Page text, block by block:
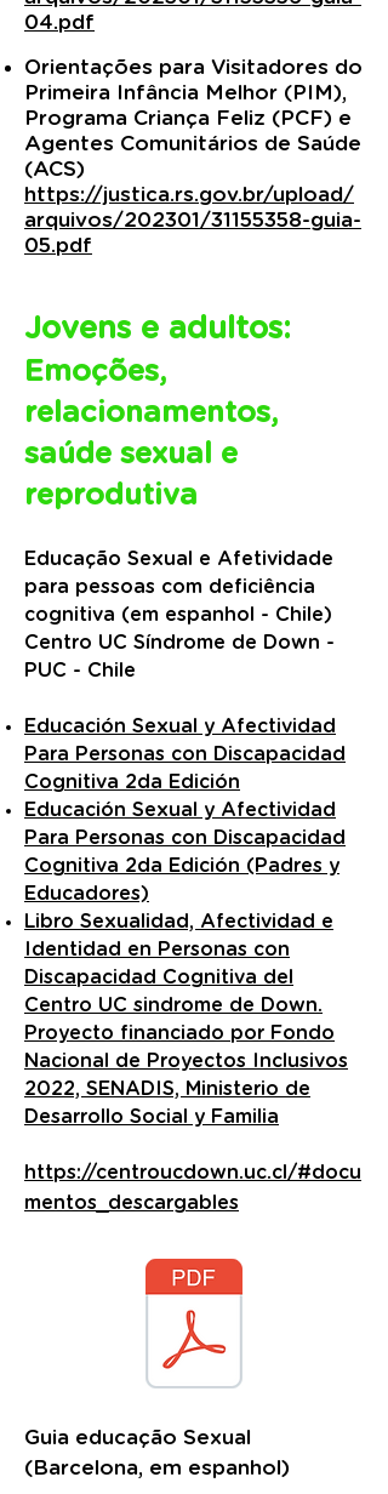
04.pdf
Orientações para Visitadores do
Primeira Infância Melhor (PIM),
Programa Criança Feliz (PCF) e
Agentes Comunitários de Saúde
(ACS)
https://justica.rs.gov.br/upload/
arquivos/202301/31155358-guia-
05.pdf
​Jovens e adultos:
Emoções,
relacionamentos,
saúde sexual e
reprodutiva
​Educação Sexual e Afetividade
para pessoas com deficiência
cognitiva (em espanhol - Chile)
Centro UC Síndrome de Down -
PUC - Chile
Educación Sexual y Afectividad
Para Personas con Discapacidad
Cognitiva 2da Edición
Educación Sexual y Afectividad
Para Personas con Discapacidad
Cognitiva 2da Edición (Padres y
Educadores)
Libro Sexualidad, Afectividad e
Identidad en Personas con
Discapacidad Cognitiva del
Centro UC sindrome de Down.
Proyecto financiado por Fondo
Nacional de Proyectos Inclusivos
2022, SENADIS, Ministerio de
Desarrollo Social y Familia
https://centroucdown.uc.cl/#docu
mentos_descargables
Guia educação Sexual
(Barcelona, em espanhol)